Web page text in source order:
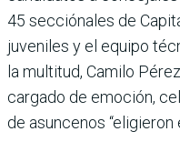
45 secciónales de
juveniles y el equipo
la multitud, Camilo
cargado de emoción,
de asuncenos “eligieron